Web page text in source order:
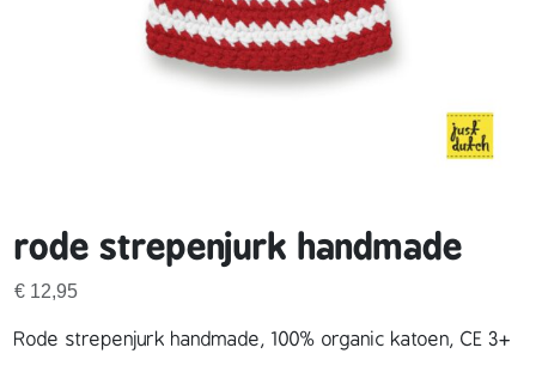
rode strepenjurk handmade
€ 12,95
Rode strepenjurk handmade, 100% organic katoen, CE 3+